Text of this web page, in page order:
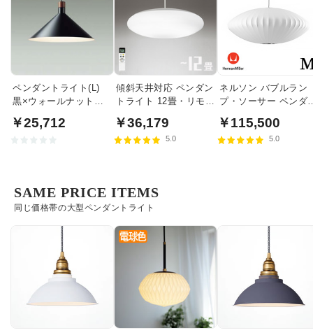
ペンダントライト(L)
黒×ウォールナット色
￥25,712
傾斜天井対応 ペンダン
トライト 12畳・リモコ
￥36,179
5.0
ネルソン バブルラン
プ・ソーサー ペンダ
｜ハーマンミラー
￥115,500
5.0
同じ価格帯の大型ペンダントライト
SAME PRICE ITEMS